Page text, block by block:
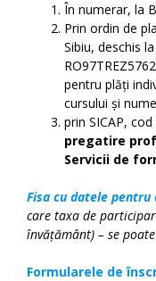
În numerar, la
Prin ordin de
Sibiu, deschis
pentru plăți
cursului și
prin SICAP,
pregatire
Servicii de
Fisa cu datele
care taxa de
învățământ) – se
Formularele de